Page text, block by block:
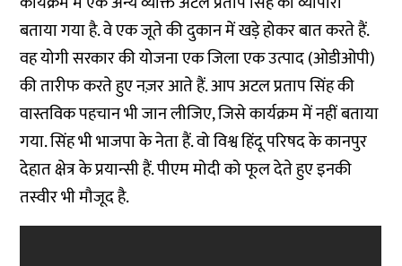
बताया गया है. वे एक जूते की दुकान में खड़े होकर बात करते हैं.
वह योगी सरकार की योजना एक जिला एक उत्पाद (ओडीओपी)
की तारीफ करते हुए नज़र आते हैं. आप अटल प्रताप सिंह की
वास्तविक पहचान भी जान लीजिए, जिसे कार्यक्रम में नहीं बताया
गया. सिंह भी भाजपा के नेता हैं. वो विश्व हिंदू परिषद के कानपुर
देहात क्षेत्र के प्रयान्सी हैं. पीएम मोदी को फूल देते हुए इनकी
तस्वीर भी मौजूद है.